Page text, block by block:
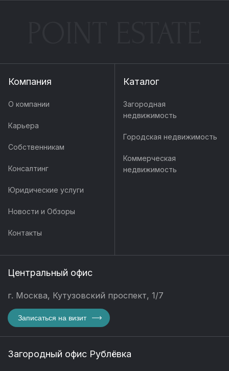
Компания
О компании
Карьера
Собственникам
Консалтинг
Юридические услуги
Новости и Обзоры
Контакты
Каталог
Загородная
недвижимость
Городская недвижимость
Коммерческая
недвижимость
Центральный офис
г. Москва, Кутузовский проспект, 1/7
Записаться на визит
Загородный офис Рублёвка